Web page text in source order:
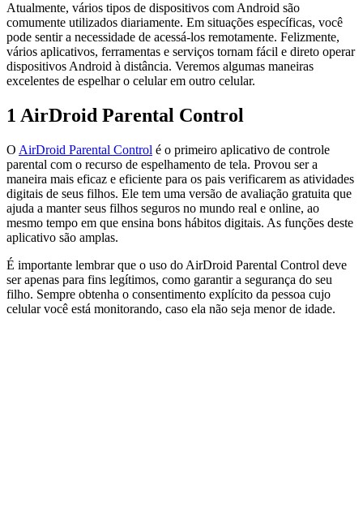
Atualmente, vários tipos de dispositivos com Android são
comumente utilizados diariamente. Em situações específicas, você
pode sentir a necessidade de acessá-los remotamente. Felizmente,
vários aplicativos, ferramentas e serviços tornam fácil e direto operar
dispositivos Android à distância. Veremos algumas maneiras
excelentes de espelhar o celular em outro celular.
1 AirDroid Parental Control
O AirDroid Parental Control é o primeiro aplicativo de controle
parental com o recurso de espelhamento de tela. Provou ser a
maneira mais eficaz e eficiente para os pais verificarem as atividades
digitais de seus filhos. Ele tem uma versão de avaliação gratuita que
ajuda a manter seus filhos seguros no mundo real e online, ao
mesmo tempo em que ensina bons hábitos digitais. As funções deste
aplicativo são amplas.
É importante lembrar que o uso do AirDroid Parental Control deve
ser apenas para fins legítimos, como garantir a segurança do seu
filho. Sempre obtenha o consentimento explícito da pessoa cujo
celular você está monitorando, caso ela não seja menor de idade.